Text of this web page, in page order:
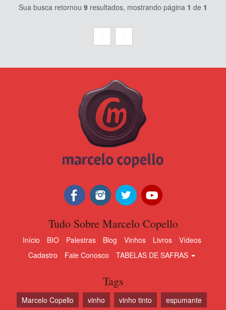
Sua busca retornou 9 resultados, mostrando página 1 de 1
Tudo Sobre Marcelo Copello
Início BIO Palestras Blog Vinhos Livros
Vídeos
Cadastro
Fale Conosco TABELAS DE SAFRAS
Tags
Marcelo Copello vinho vinho tinto espumante